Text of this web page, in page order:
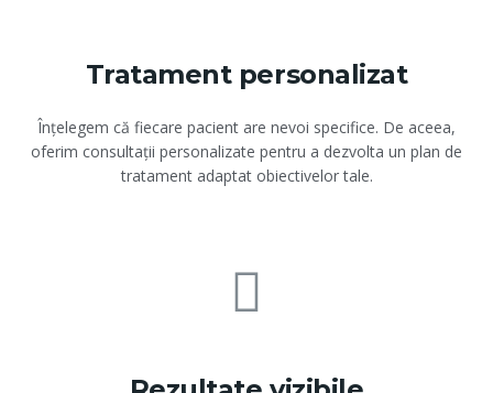
Tratament personalizat
Înțelegem că fiecare pacient are nevoi specifice. De aceea,
oferim consultații personalizate pentru a dezvolta un plan de
tratament adaptat obiectivelor tale.